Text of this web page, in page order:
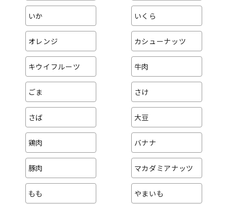
いか いくら
オレンジ カシューナッツ
キウイフルーツ 牛肉
ごま さけ
さば 大豆
鶏肉 バナナ
豚肉 マカダミアナッツ
もも やまいも